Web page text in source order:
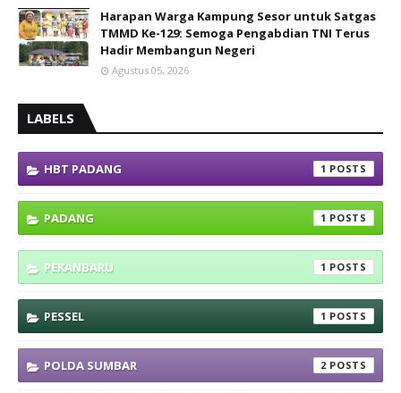
Harapan Warga Kampung Sesor untuk Satgas
TMMD Ke-129: Semoga Pengabdian TNI Terus
Hadir Membangun Negeri
Agustus 05, 2026
LABELS
HBT PADANG 1
PADANG 1
PEKANBARU 1
PESSEL 1
POLDA SUMBAR 2